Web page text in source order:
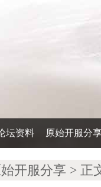
坛资料 原始开服分
开服分享 > 正